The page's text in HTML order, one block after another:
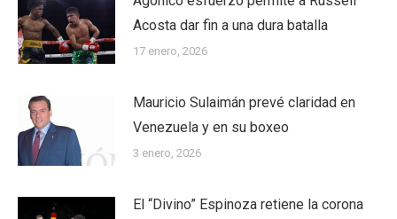
Acosta dar fin a una dura batalla
17 enero, 2026
Mauricio Sulaimán prevé claridad en
Venezuela y en su boxeo
3 enero, 2026
El “Divino” Espinoza retiene la corona